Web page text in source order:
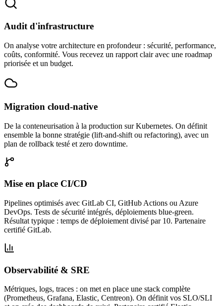
Audit d'infrastructure
On analyse votre architecture en profondeur : sécurité, performance,
coûts, conformité. Vous recevez un rapport clair avec une roadmap
priorisée et un budget.
Migration cloud-native
De la conteneurisation à la production sur Kubernetes. On définit
ensemble la bonne stratégie (lift-and-shift ou refactoring), avec un
plan de rollback testé et zero downtime.
Mise en place CI/CD
Pipelines optimisés avec GitLab CI, GitHub Actions ou Azure
DevOps. Tests de sécurité intégrés, déploiements blue-green.
Résultat typique : temps de déploiement divisé par 10. Partenaire
certifié GitLab.
Observabilité & SRE
Métriques, logs, traces : on met en place une stack complète
(Prometheus, Grafana, Elastic, Centreon). On définit vos SLO/SLI